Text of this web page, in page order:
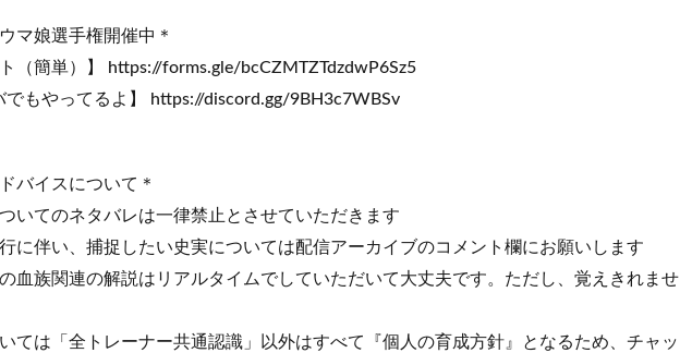
マ娘選手権開催中＊
ト（簡単）】 https://forms.gle/bcCZMTZTdzdwP6Sz5
でもやってるよ】 https://discord.gg/9BH3c7WBSv
バイスについて＊
いてのネタバレは一律禁止とさせていただきます
に伴い、捕捉したい史実については配信アーカイブのコメント欄にお願いします
血族関連の解説はリアルタイムでしていただいて大丈夫です。ただし、覚えきれませ
ては「全トレーナー共通認識」以外はすべて『個人の育成方針』となるため、チャッ